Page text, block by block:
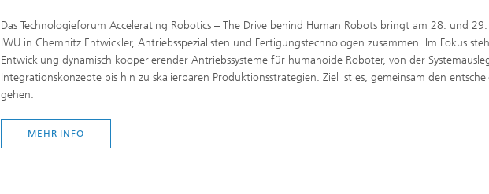
Das Technologieforum Accelerating Robotics – The Drive behind Human Robots bringt am 28. und
IWU in Chemnitz Entwickler, Antriebsspezialisten und Fertigungstechnologen zusammen. Im Fokus
Entwicklung dynamisch kooperierender Antriebssysteme für humanoide Roboter, von der
Integrationskonzepte bis hin zu skalierbaren Produktionsstrategien. Ziel ist es, gemeinsam den
gehen.
MEHR INFO